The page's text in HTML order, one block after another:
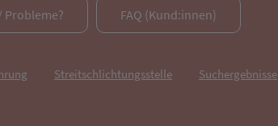
Probleme? FAQ (Kund:innen)
Streitschlichtungsstelle Suchergebnisse